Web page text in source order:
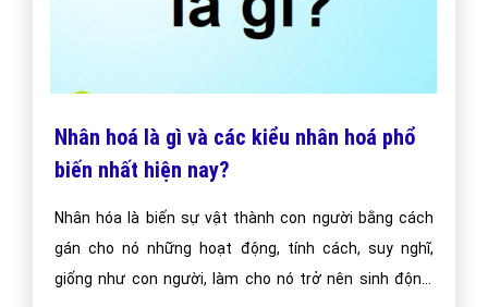
Nhân hoá là gì và các kiểu nhân hoá phổ
biến nhất hiện nay?
Nhân hóa là biến sự vật thành con người bằng cách
gán cho nó những hoạt động, tính cách, suy nghĩ,
giống như con người, làm cho nó trở nên sinh động,